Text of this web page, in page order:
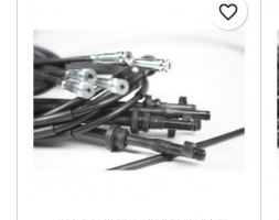
favorite_border